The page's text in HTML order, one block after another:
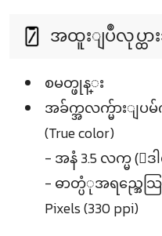
အထူးျပဳလုပ္ထား
စမတ္ဖုန္း
အခ်က္အလက္မ်ားျပ
(True color)
- အနံ 3.5 လက္မ (ေ
- ဓာတ္ပံုအရည္အေသြ
Pixels (330 ppi)